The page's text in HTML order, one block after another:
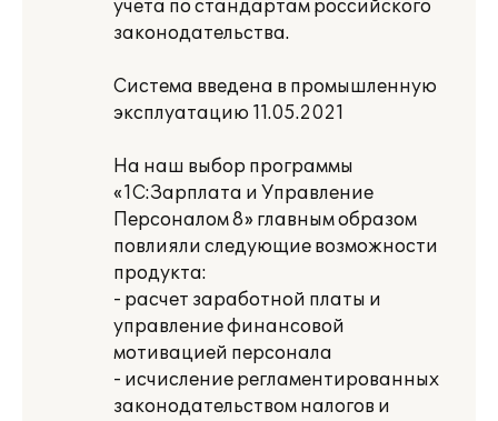
учета по стандартам российского
законодательства.
Система введена в промышленную
эксплуатацию 11.05.2021
На наш выбор программы
«1С:Зарплата и Управление
Персоналом 8» главным образом
повлияли следующие возможности
продукта:
- расчет заработной платы и
управление финансовой
мотивацией персонала
- исчисление регламентированных
законодательством налогов и